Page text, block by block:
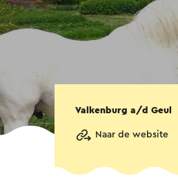
Valkenburg a/d Geul
Naar de website